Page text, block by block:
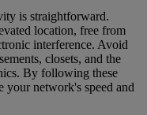
is straightforward.
location, free from
interference. Avoid
closets, and the
By following these
your network's speed and